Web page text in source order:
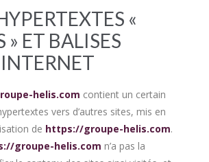
«
» ET BALISES
INTERNET
helis.com contient un certain
vers d’autres sites, mis en
de https://groupe-helis.com.
groupe-helis.com n’a pas la